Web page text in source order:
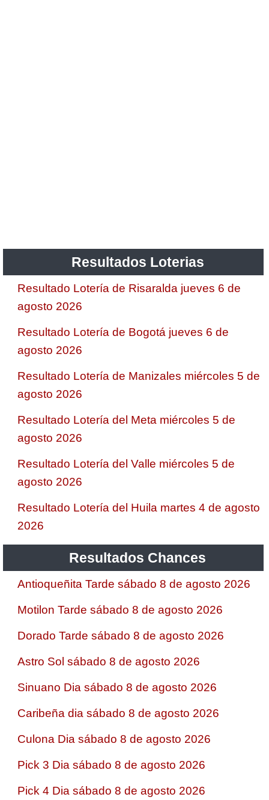
Resultados Loterias
Resultado Lotería de Risaralda jueves 6 de
agosto 2026
Resultado Lotería de Bogotá jueves 6 de
agosto 2026
Resultado Lotería de Manizales miércoles 5 de
agosto 2026
Resultado Lotería del Meta miércoles 5 de
agosto 2026
Resultado Lotería del Valle miércoles 5 de
agosto 2026
Resultado Lotería del Huila martes 4 de agosto
2026
Resultados Chances
Antioqueñita Tarde sábado 8 de agosto 2026
Motilon Tarde sábado 8 de agosto 2026
Dorado Tarde sábado 8 de agosto 2026
Astro Sol sábado 8 de agosto 2026
Sinuano Dia sábado 8 de agosto 2026
Caribeña dia sábado 8 de agosto 2026
Culona Dia sábado 8 de agosto 2026
Pick 3 Dia sábado 8 de agosto 2026
Pick 4 Dia sábado 8 de agosto 2026